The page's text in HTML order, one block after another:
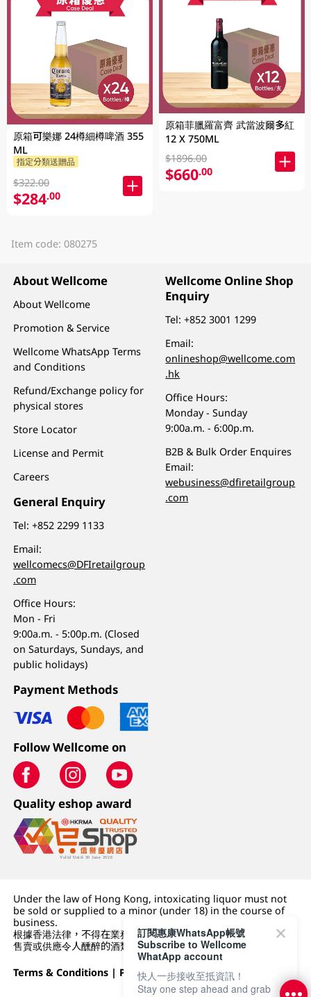
原箱可樂娜 24樽細樽啤酒 355
ML
指定分類送贈品
$322.00
$284.00
原箱菲臘羅富齊 武當波爾多紅
12 X 750ML
$1896.00
$660.00
Item code: 080275
About Wellcome
About Wellcome
Promotion & Service
Wellcome WhatsApp Terms
and Conditions
Refund/Exchange policy for
physical stores
Store Locator
License and Permit
Careers
General Enquiry
Tel:+852 2299 1133
Email:
wellcomecs@DFIretailgroup
.com
Office Hours:
Mon - Fri
9:00a.m. - 5:00p.m. (Closed
on Saturdays, Sundays, and
public holidays)
Wellcome Online Shop
Enquiry
Tel:+852 3001 1299
Email:
onlineshop@wellcome.com
.hk
Office Hours:
Monday - Sunday
9:00a.m. - 6:00p.m.
B2B & Bulk Order Enquires
Email:
webusiness@dfiretailgroup
.com
Payment Methods
Follow Wellcome on
Quality eshop award
Under the law of Hong Kong, intoxicating liquor must not
be sold or supplied to a minor (under 18) in the course of
business.
根據香港法律，不得在業務過程中，向未成年人 (18 歲以下人士)
售賣或供應令人醺醉的酒類。
Terms & Conditions | Privacy Policy|DFI Retail Group
訂閱惠康WhatsApp帳號
Subscribe to Wellcome
WhatApp account
快人一步接收至抵資訊！
Stay one step ahead and grab